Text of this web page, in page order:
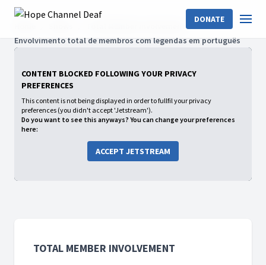
DONATE
Envolvimento total de membros com legendas em português
CONTENT BLOCKED FOLLOWING YOUR PRIVACY
PREFERENCES
This content is not being displayed in order to fullfil your privacy
preferences (you didn't accept 'Jetstream').
Do you want to see this anyways? You can change your preferences
here:
ACCEPT JETSTREAM
TOTAL MEMBER INVOLVEMENT